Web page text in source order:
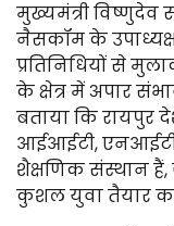
मुख्यमंत्री विष्णुदेव
नैसकॉम के
प्रतिनिधियों से
के क्षेत्र में अपार
बताया कि रायपुर
आईआईटी,
शैक्षणिक संस्थान हैं,
कुशल युवा तैयार